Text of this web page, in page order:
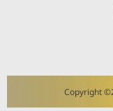
Copyright